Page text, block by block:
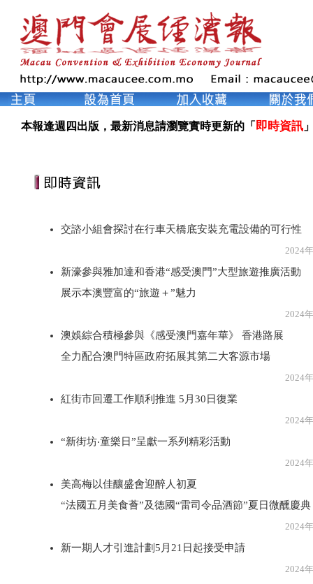
本報逢週四出版，最新消息請瀏覽實時更新的「 即時資訊
交諮小組會探討在行車天橋底安裝充電設備的可行性
2024年5月20
新濠參與雅加達和香港“感受澳門”大型旅遊推廣活動
展示本澳豐富的“旅遊＋”魅力
2024年5月20
澳娛綜合積極參與《感受澳門嘉年華》 香港路展
全力配合澳門特區政府拓展其第二大客源市場
2024年5月20
紅街市回遷工作順利推進 5月30日復業
2024年5月20
“新街坊‧童樂日”呈獻一系列精彩活動
2024年5月20
美高梅以佳釀盛會迎醉人初夏
“法國五月美食薈”及德國“雷司令品酒節”夏日微醺慶典
2024年5月20
新一期人才引進計劃5月21日起接受申請
2024年5月20